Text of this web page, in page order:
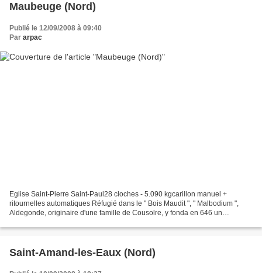
Maubeuge (Nord)
Publié le 12/09/2008 à 09:40
Par arpac
Eglise Saint-Pierre Saint-Paul28 cloches - 5.090 kgcarillon manuel +
ritournelles automatiques Réfugié dans le " Bois Maudit ", " Malbodium ",
Aldegonde, originaire d'une famille de Cousolre, y fonda en 646 un
Saint-Amand-les-Eaux (Nord)